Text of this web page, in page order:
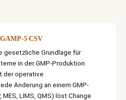
5 CSV
gesetzliche Grundlage für
in der GMP-Produktion.
der operative
Änderung an einem GMP-
LIMS, QMS) löst Change